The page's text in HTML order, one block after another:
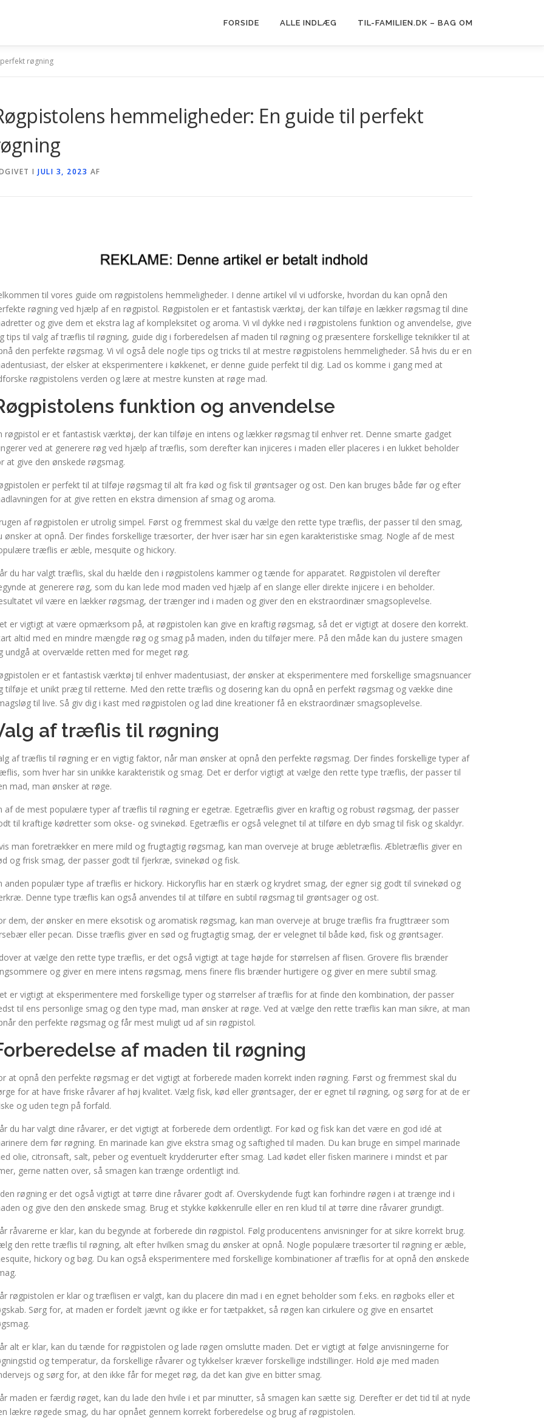
FORSIDE ALLE INDLÆG TIL-FAMILIEN.DK – BAG OM
røgning
hemmeligheder: En guide til perfekt
I JULI 3, 2023 AF
til vores guide om røgpistolens hemmeligheder. I denne artikel vil vi udforske, hvordan du kan opnå den
røgning ved hjælp af en røgpistol. Røgpistolen er et fantastisk værktøj, der kan tilføje en lækker røgsmag til dine
og give dem et ekstra lag af kompleksitet og aroma. Vi vil dykke ned i røgpistolens funktion og anvendelse, give
tips til valg af træflis til røgning, guide dig i forberedelsen af maden til røgning og præsentere forskellige teknikker til at
den perfekte røgsmag. Vi vil også dele nogle tips og tricks til at mestre røgpistolens hemmeligheder. Så hvis du er en
der elsker at eksperimentere i køkkenet, er denne guide perfekt til dig. Lad os komme i gang med at
røgpistolens verden og lære at mestre kunsten at røge mad.
funktion og anvendelse
røgpistol er et fantastisk værktøj, der kan tilføje en intens og lækker røgsmag til enhver ret. Denne smarte gadget
ved at generere røg ved hjælp af træflis, som derefter kan injiceres i maden eller placeres i en lukket beholder
at give den ønskede røgsmag.
er perfekt til at tilføje røgsmag til alt fra kød og fisk til grøntsager og ost. Den kan bruges både før og efter
for at give retten en ekstra dimension af smag og aroma.
af røgpistolen er utrolig simpel. Først og fremmest skal du vælge den rette type træflis, der passer til den smag,
ønsker at opnå. Der findes forskellige træsorter, der hver især har sin egen karakteristiske smag. Nogle af de mest
træflis er æble, mesquite og hickory.
du har valgt træflis, skal du hælde den i røgpistolens kammer og tænde for apparatet. Røgpistolen vil derefter
at generere røg, som du kan lede mod maden ved hjælp af en slange eller direkte injicere i en beholder.
vil være en lækker røgsmag, der trænger ind i maden og giver den en ekstraordinær smagsoplevelse.
er vigtigt at være opmærksom på, at røgpistolen kan give en kraftig røgsmag, så det er vigtigt at dosere den korrekt.
altid med en mindre mængde røg og smag på maden, inden du tilføjer mere. På den måde kan du justere smagen
undgå at overvælde retten med for meget røg.
er et fantastisk værktøj til enhver madentusiast, der ønsker at eksperimentere med forskellige smagsnuancer
tilføje et unikt præg til retterne. Med den rette træflis og dosering kan du opnå en perfekt røgsmag og vække dine
til live. Så giv dig i kast med røgpistolen og lad dine kreationer få en ekstraordinær smagsoplevelse.
af træflis til røgning
af træflis til røgning er en vigtig faktor, når man ønsker at opnå den perfekte røgsmag. Der findes forskellige typer af
som hver har sin unikke karakteristik og smag. Det er derfor vigtigt at vælge den rette type træflis, der passer til
mad, man ønsker at røge.
af de mest populære typer af træflis til røgning er egetræ. Egetræflis giver en kraftig og robust røgsmag, der passer
til kraftige kødretter som okse- og svinekød. Egetræflis er også velegnet til at tilføre en dyb smag til fisk og skaldyr.
man foretrækker en mere mild og frugtagtig røgsmag, kan man overveje at bruge æbletræflis. Æbletræflis giver en
og frisk smag, der passer godt til fjerkræ, svinekød og fisk.
anden populær type af træflis er hickory. Hickoryflis har en stærk og krydret smag, der egner sig godt til svinekød og
Denne type træflis kan også anvendes til at tilføre en subtil røgsmag til grøntsager og ost.
dem, der ønsker en mere eksotisk og aromatisk røgsmag, kan man overveje at bruge træflis fra frugttræer som
eller pecan. Disse træflis giver en sød og frugtagtig smag, der er velegnet til både kød, fisk og grøntsager.
at vælge den rette type træflis, er det også vigtigt at tage højde for størrelsen af flisen. Grovere flis brænder
og giver en mere intens røgsmag, mens finere flis brænder hurtigere og giver en mere subtil smag.
er vigtigt at eksperimentere med forskellige typer og størrelser af træflis for at finde den kombination, der passer
til ens personlige smag og den type mad, man ønsker at røge. Ved at vælge den rette træflis kan man sikre, at man
den perfekte røgsmag og får mest muligt ud af sin røgpistol.
af maden til røgning
at opnå den perfekte røgsmag er det vigtigt at forberede maden korrekt inden røgning. Først og fremmest skal du
for at have friske råvarer af høj kvalitet. Vælg fisk, kød eller grøntsager, der er egnet til røgning, og sørg for at de er
og uden tegn på forfald.
du har valgt dine råvarer, er det vigtigt at forberede dem ordentligt. For kød og fisk kan det være en god idé at
dem før røgning. En marinade kan give ekstra smag og saftighed til maden. Du kan bruge en simpel marinade
olie, citronsaft, salt, peber og eventuelt krydderurter efter smag. Lad kødet eller fisken marinere i mindst et par
gerne natten over, så smagen kan trænge ordentligt ind.
røgning er det også vigtigt at tørre dine råvarer godt af. Overskydende fugt kan forhindre røgen i at trænge ind i
og give den den ønskede smag. Brug et stykke køkkenrulle eller en ren klud til at tørre dine råvarer grundigt.
råvarerne er klar, kan du begynde at forberede din røgpistol. Følg producentens anvisninger for at sikre korrekt brug.
den rette træflis til røgning, alt efter hvilken smag du ønsker at opnå. Nogle populære træsorter til røgning er æble,
hickory og bøg. Du kan også eksperimentere med forskellige kombinationer af træflis for at opnå den ønskede
røgpistolen er klar og træflisen er valgt, kan du placere din mad i en egnet beholder som f.eks. en røgboks eller et
Sørg for, at maden er fordelt jævnt og ikke er for tætpakket, så røgen kan cirkulere og give en ensartet
alt er klar, kan du tænde for røgpistolen og lade røgen omslutte maden. Det er vigtigt at følge anvisningerne for
og temperatur, da forskellige råvarer og tykkelser kræver forskellige indstillinger. Hold øje med maden
og sørg for, at den ikke får for meget røg, da det kan give en bitter smag.
maden er færdig røget, kan du lade den hvile i et par minutter, så smagen kan sætte sig. Derefter er det tid til at nyde
lækre røgede smag, du har opnået gennem korrekt forberedelse og brug af røgpistolen.